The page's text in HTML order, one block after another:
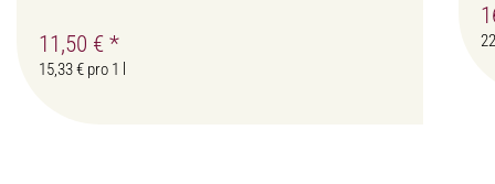
11,50 € *
15,33 € pro 1 l